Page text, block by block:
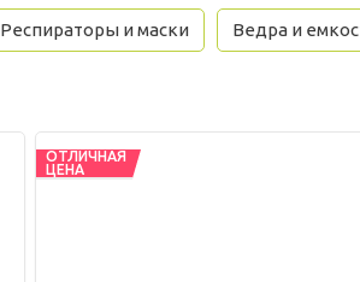
Респираторы и маски Ведра и
ОТЛИЧНАЯ
ЦЕНА